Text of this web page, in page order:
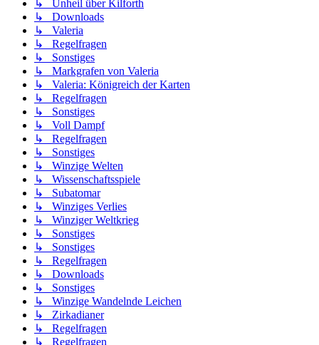
↳ Unheil über Kilforth
↳ Downloads
↳ Valeria
↳ Regelfragen
↳ Sonstiges
↳ Markgrafen von Valeria
↳ Valeria: Königreich der Karten
↳ Regelfragen
↳ Sonstiges
↳ Voll Dampf
↳ Regelfragen
↳ Sonstiges
↳ Winzige Welten
↳ Wissenschaftsspiele
↳ Subatomar
↳ Winziges Verlies
↳ Winziger Weltkrieg
↳ Sonstiges
↳ Sonstiges
↳ Regelfragen
↳ Downloads
↳ Sonstiges
↳ Winzige Wandelnde Leichen
↳ Zirkadianer
↳ Regelfragen
↳ Regelfragen